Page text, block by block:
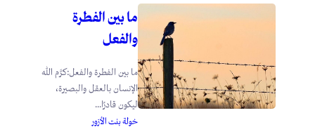
ما بين الفطرة
والفعل
ما بين الفطرة والفعل:كرَّم الله
الإنسان بالعقل والبصيرة،
ليكون قادرًا...
خولة بنت الأزور